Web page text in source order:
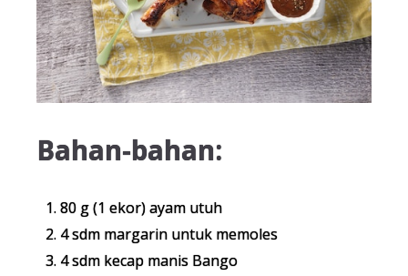
Bahan-bahan:
80 g (1 ekor) ayam utuh
4 sdm margarin untuk memoles
4 sdm kecap manis Bango